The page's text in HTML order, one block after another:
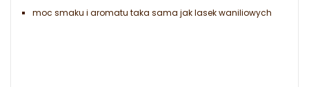
moc smaku i aromatu taka sama jak lasek waniliowych